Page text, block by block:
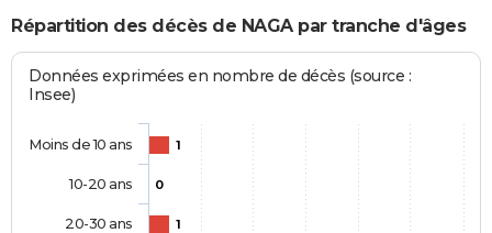
Répartition des décès de NAGA par tranche d'âges
Données exprimées en nombre de décès (source :
Insee)
1
0
1
Moins de 10 ans
10-20 ans
20-30 ans